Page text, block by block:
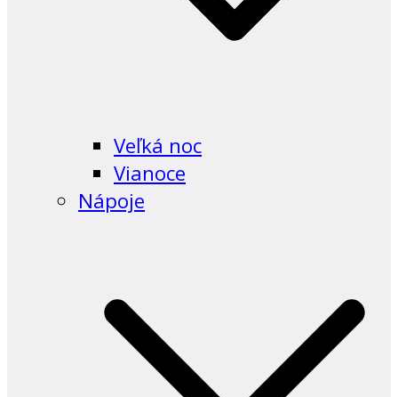
Veľká noc
Vianoce
Nápoje